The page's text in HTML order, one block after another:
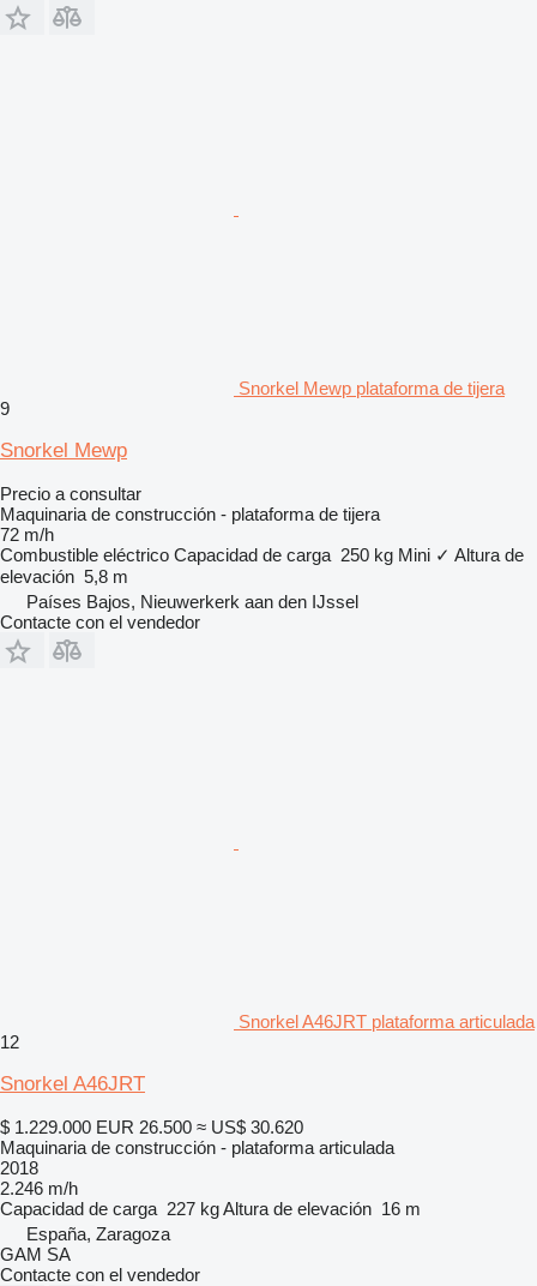
Snorkel Mewp plataforma de tijera
9
Snorkel Mewp
Precio a consultar
Maquinaria de construcción - plataforma de tijera
72 m/h
Combustible eléctrico Capacidad de carga 250 kg Mini ✓ Altura de
elevación 5,8 m
Países Bajos, Nieuwerkerk aan den IJssel
Contacte con el vendedor
Snorkel A46JRT plataforma articulada
12
Snorkel A46JRT
$ 1.229.000 EUR 26.500 ≈ US$ 30.620
Maquinaria de construcción - plataforma articulada
2018
2.246 m/h
Capacidad de carga 227 kgAltura de elevación 16 m
España, Zaragoza
GAM SA
Contacte con el vendedor